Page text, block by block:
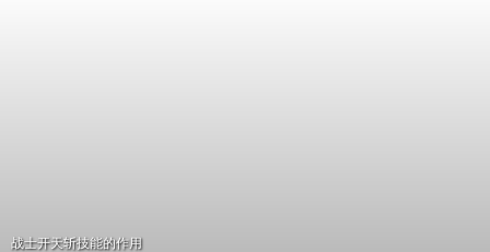
战士开天斩技能的作用